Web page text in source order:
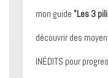
mon guide "Les 3
découvrir des
INÉDITS pour